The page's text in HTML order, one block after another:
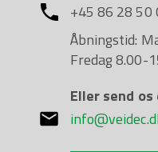
+45 86 28 50
Åbningstid:
Fredag 8.00-
Eller send os